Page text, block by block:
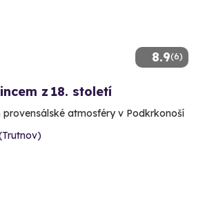
8.9(6)
z 18. století
provensálské atmosféry v Podkrkonoší